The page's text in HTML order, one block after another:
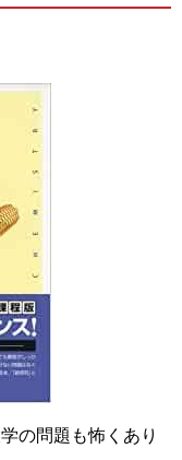
の問題も怖くあり